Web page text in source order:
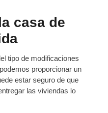
casa de
tipo de modificaciones
proporcionar un
estar seguro de que
las viviendas lo